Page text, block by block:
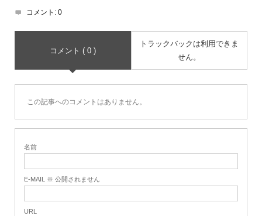
コメント: 0
コメント ( 0 )
トラックバックは利用できま
せん。
この記事へのコメントはありません。
名前
E-MAIL ※ 公開されません
URL